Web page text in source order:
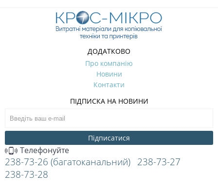
ДОДАТКОВО
Про компанію
Новини
Контакти
ПІДПИСКА НА НОВИНИ
Підписатися
Телефонуйте
238-73-26 (багатоканальний) 238-73-27
238-73-28